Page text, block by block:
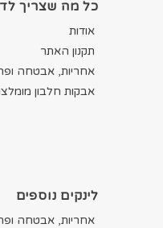
כל מה שצריך
אודות
תקנון האתר
אחריות, אבטחה
אבקות חלבון
לינקים נוספים
אחריות, אבטחה